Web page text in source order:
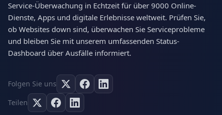
Service-Überwachung in Echtzeit für über 9000 Online-
Dienste, Apps und digitale Erlebnisse weltweit. Prüfen Sie,
ob Websites down sind, überwachen Sie Serviceprobleme
und bleiben Sie mit unserem umfassenden Status-
Dashboard über Ausfälle informiert.
Folgen Sie uns
Teilen